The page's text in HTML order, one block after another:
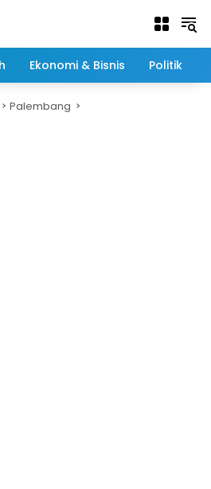
Ekonomi & Bisnis Politik
Palembang